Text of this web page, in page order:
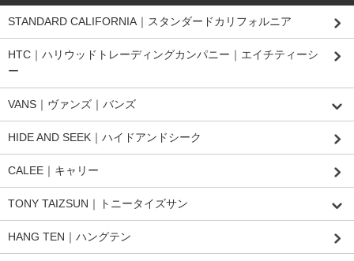
STANDARD CALIFORNIA｜スタンダードカリフォルニア
HTC｜ハリウッドトレーディングカンパニー｜エイチティーシ
ー
VANS｜ヴァンズ｜バンズ
HIDE AND SEEK｜ハイドアンドシーク
CALEE｜キャリー
TONY TAIZSUN｜トニータイズサン
HANG TEN｜ハングテン